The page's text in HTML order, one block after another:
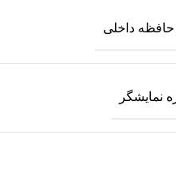
حافظه داخلی
نمایشگر